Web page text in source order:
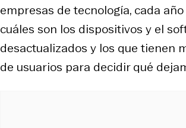
empresas de tecnología, cada
cuáles son los dispositivos y el
desactualizados y los que tienen
de usuarios para decidir qué